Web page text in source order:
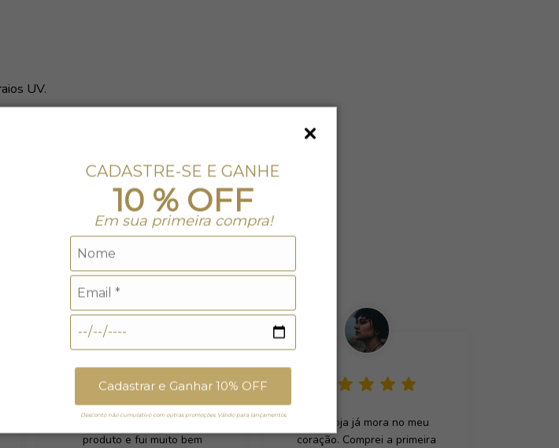
CADASTRE-SE E GANHE
10 % OFF
Em sua primeira compra!
Cadastrar e Ganhar 10% OFF
Desconto não cumulativo com outras promoções. Válido para lançamentos.
UV.
Tive que efetuar uma troca de
produto e fui muito bem
Essa loja já mora no meu
coração. Comprei a primeira